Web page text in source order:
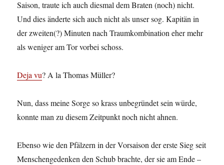
Saison, traute ich auch diesmal dem Braten (noch) nicht.
Und dies änderte sich auch nicht als unser sog. Kapitän in
der zweiten(?) Minuten nach Traumkombination eher mehr
als weniger am Tor vorbei schoss.
Deja vu? A la Thomas Müller?
Nun, dass meine Sorge so krass unbegründet sein würde,
konnte man zu diesem Zeitpunkt noch nicht ahnen.
Ebenso wie den Pfälzern in der Vorsaison der erste Sieg seit
Menschengedenken den Schub brachte, der sie am Ende –